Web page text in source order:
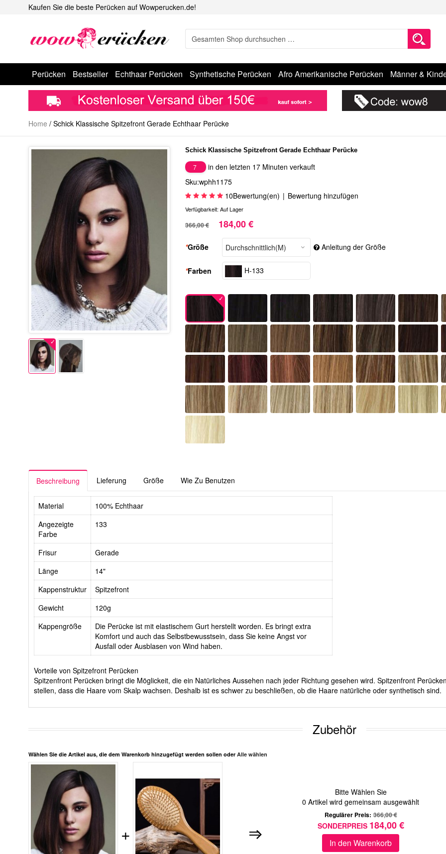
Kaufen Sie die beste Perücken auf Wowperucken.de!
Perücken Bestseller Echthaar Perücken Synthetische Perücken Afro Amerikanische Perücken Männer &
Home / Schick Klassische Spitzefront Gerade Echthaar Perücke
Schick Klassische Spitzefront Gerade Echthaar Perücke
7
in den letzten 17 Minuten verkauft
Sku:wphh1175
10Bewertung(en) | Bewertung hinzufügen
Verfügbarkeit: Auf Lager
366,00 € 184,00 €
*Größe Anleitung der Größe
*Farben H-133
Beschreibung Lieferung Größe Wie Zu Benutzen
Material
100% Echthaar
Angezeigte
Farbe
133
Frisur
Gerade
Länge
14"
Kappenstruktur
Spitzefront
Gewicht
120g
Kappengröße
Die Perücke ist mit elastischem Gurt herstellt worden. Es bringt extra
Komfort und auch das Selbstbewusstsein, dass Sie keine Angst vor
Ausfall oder Ausblasen von Wind haben.
Vorteile von Spitzefront Perücken
Spitzenfront Perücken bringt die Möglickeit, die ein Natürliches Aussehen nach jeder Richtung gesehen wird. Spitzenfront
stellen, dass die Haare vom Skalp wachsen. Deshalb ist es schwer zu beschließen, ob die Haare natürliche oder synthetisch sind.
Zubehör
Wählen Sie die Artikel aus, die dem Warenkorb hinzugefügt werden sollen oder Alle wählen
+
Bitte Wählen Sie
0 Artikel wird gemeinsam ausgewählt
Regulärer Preis: 366,00 €
SONDERPREIS 184,00 €
In den Warenkorb